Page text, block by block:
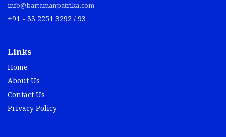
info@bartamanpatrika.com
+91 - 33 2251 3292 / 93
Links
Home
About Us
Contact Us
Privacy Policy